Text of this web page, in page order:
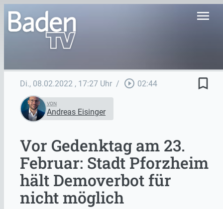
menu
Di., 08.02.2022 , 17:27 Uhr / play_circle_outline 02:44 bookmark_border
VON
Andreas Eisinger
Vor Gedenktag am 23.
Februar: Stadt Pforzheim
hält Demoverbot für
nicht möglich